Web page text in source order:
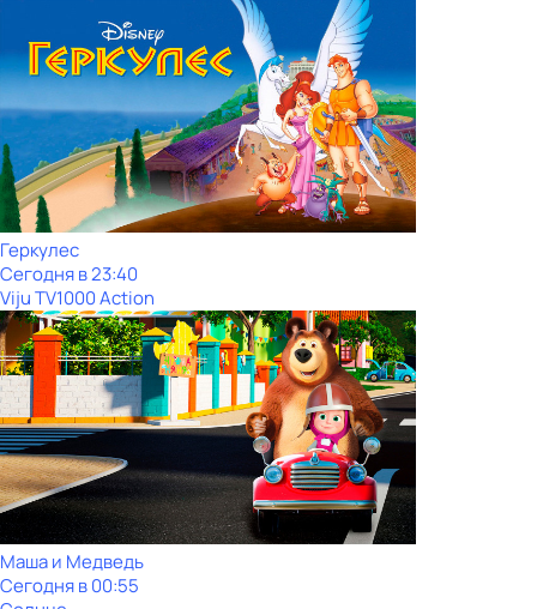
Геркулес
Сегодня в 23:40
Viju TV1000 Action
Маша и Медведь
Сегодня в 00:55